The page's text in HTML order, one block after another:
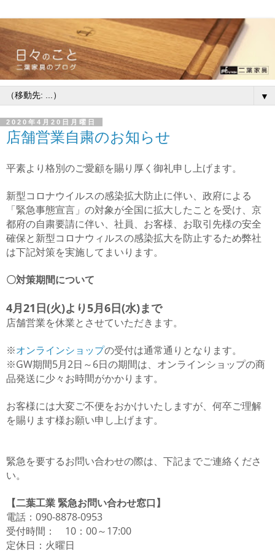
▼
2020年4月20日月曜日
店舗営業自粛のお知らせ
平素より格別のご愛顧を賜り厚く御礼申し上げます。
新型コロナウイルスの感染拡大防止に伴い、政府による
「緊急事態宣言」の対象が全国に拡大したことを受け、 京
都府の自粛要請に伴い、社員、お客様、お取引先様の安全
確保と新型コロナウィルスの感染拡大を防止するため弊社
は下記対策を実施してまいります。
〇対策期間について
4月21日(火)より5月6日(水)まで
店舗営業を休業とさせていただきます。
※オンラインショップの受付は通常通りとなります。
※GW期間5月2日～6日の期間は、オンラインショップの商
品発送に少々お時間がかかります。
お客様には大変ご不便をおかけいたしますが、何卒ご理解
を賜ります様お願い申し上げます。
緊急を要するお問い合わせの際は、 下記までご連絡くださ
い。
【二葉工業 緊急お問い合わせ窓口】
電話：090-8878-0953
受付時間： 10：00～17:00
定休日：火曜日